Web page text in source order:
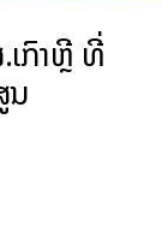
ເກົາຫຼີ ທີ່
ນ